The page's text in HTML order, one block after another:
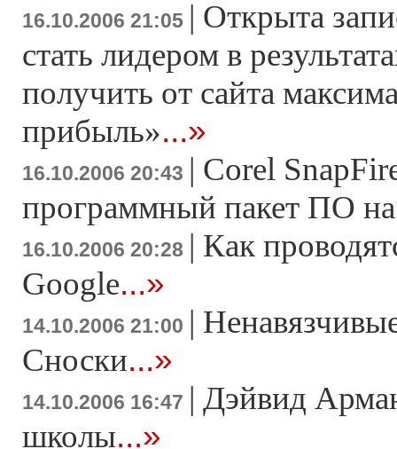
16.10.2006 21:05 | Открыта
стать лидером в
получить от сайта
прибыль»...»
16.10.2006 20:43 | Corel
программный пакет ПО
16.10.2006 20:28 | Как
Google...»
14.10.2006 21:00 |
Сноски...»
14.10.2006 16:47 | Дэйвид
школы...»